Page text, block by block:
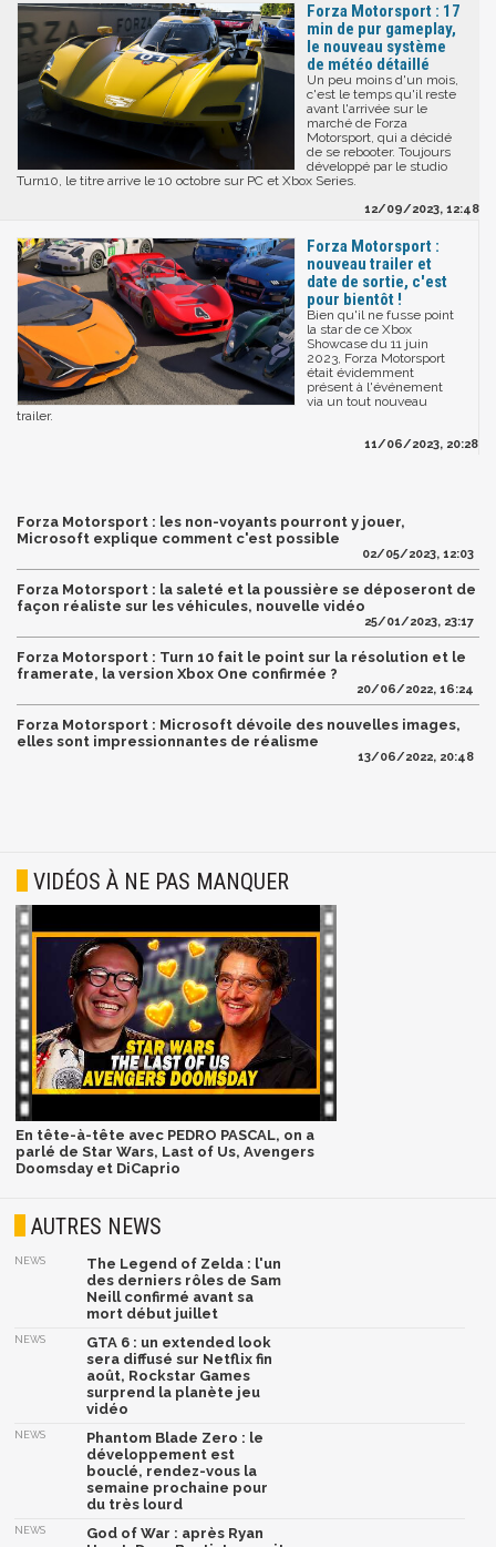
Forza Motorsport : 17
min de pur gameplay,
le nouveau système
de météo détaillé
Un peu moins d'un mois,
c'est le temps qu'il reste
avant l'arrivée sur le
marché de Forza
Motorsport, qui a décidé
de se rebooter. Toujours
développé par le studio
Turn10, le titre arrive le 10 octobre sur PC et Xbox Series.
12/09/2023, 12:48
Forza Motorsport :
nouveau trailer et
date de sortie, c'est
pour bientôt !
Bien qu'il ne fusse point
la star de ce Xbox
Showcase du 11 juin
2023, Forza Motorsport
était évidemment
présent à l'événement
via un tout nouveau
trailer.
11/06/2023, 20:28
Forza Motorsport : les non-voyants pourront y jouer,
Microsoft explique comment c'est possible
02/05/2023, 12:03
Forza Motorsport : la saleté et la poussière se déposeront de
façon réaliste sur les véhicules, nouvelle vidéo
25/01/2023, 23:17
Forza Motorsport : Turn 10 fait le point sur la résolution et le
framerate, la version Xbox One confirmée ?
20/06/2022, 16:24
Forza Motorsport : Microsoft dévoile des nouvelles images,
elles sont impressionnantes de réalisme
13/06/2022, 20:48
VIDÉOS À NE PAS MANQUER
En tête-à-tête avec PEDRO PASCAL, on a
parlé de Star Wars, Last of Us, Avengers
Doomsday et DiCaprio
AUTRES NEWS
NEWS
The Legend of Zelda : l'un
des derniers rôles de Sam
Neill confirmé avant sa
mort début juillet
NEWS
GTA 6 : un extended look
sera diffusé sur Netflix fin
août, Rockstar Games
surprend la planète jeu
vidéo
NEWS
Phantom Blade Zero : le
développement est
bouclé, rendez-vous la
semaine prochaine pour
du très lourd
NEWS
God of War : après Ryan